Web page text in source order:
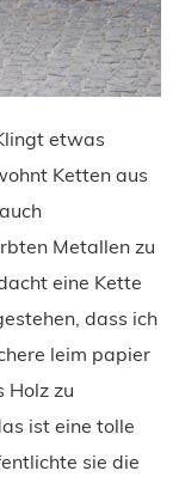
etwas
Ketten aus
Metallen zu
eine Kette
dass ich
leim papier
Holz zu
ist eine tolle
sie die